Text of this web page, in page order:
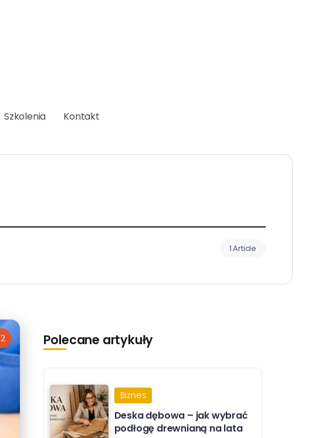
Szkolenia Kontakt
1 Article
2 Polecane artykuły
Biznes
Deska dębowa – jak wybrać
podłogę drewnianą na lata